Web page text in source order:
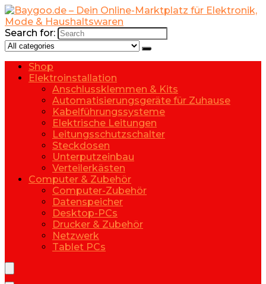
Search for:
Shop
Elektroinstallation
Anschlussklemmen & Kits
Automatisierungsgeräte für Zuhause
Kabelführungssysteme
Elektrische Leitungen
Leitungsschutzschalter
Steckdosen
Unterputzeinbau
Verteilerkästen
Computer & Zubehör
Computer-Zubehör
Datenspeicher
Desktop-PCs
Drucker & Zubehör
Netzwerk
Tablet PCs